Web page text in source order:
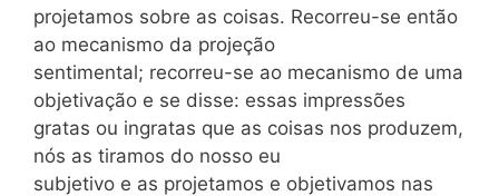
projetamos sobre as coisas. Recorreu-se então
ao mecanismo da projeção
sentimental; recorreu-se ao mecanismo de uma
objetivação e se disse: essas impressões
gratas ou ingratas que as coisas nos produzem,
nós as tiramos do nosso eu
subjetivo e as projetamos e objetivamos nas